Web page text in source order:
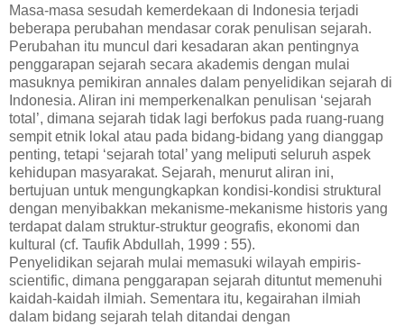
Masa-masa sesudah kemerdekaan di Indonesia terjadi
beberapa perubahan mendasar corak penulisan sejarah.
Perubahan itu muncul dari kesadaran akan pentingnya
penggarapan sejarah secara akademis dengan mulai
masuknya pemikiran annales dalam penyelidikan sejarah di
Indonesia. Aliran ini memperkenalkan penulisan ‘sejarah
total’, dimana sejarah tidak lagi berfokus pada ruang-ruang
sempit etnik lokal atau pada bidang-bidang yang dianggap
penting, tetapi ‘sejarah total’ yang meliputi seluruh aspek
kehidupan masyarakat. Sejarah, menurut aliran ini,
bertujuan untuk mengungkapkan kondisi-kondisi struktural
dengan menyibakkan mekanisme-mekanisme historis yang
terdapat dalam struktur-struktur geografis, ekonomi dan
kultural (cf. Taufik Abdullah, 1999 : 55).
Penyelidikan sejarah mulai memasuki wilayah empiris-
scientific, dimana penggarapan sejarah dituntut memenuhi
kaidah-kaidah ilmiah. Sementara itu, kegairahan ilmiah
dalam bidang sejarah telah ditandai dengan